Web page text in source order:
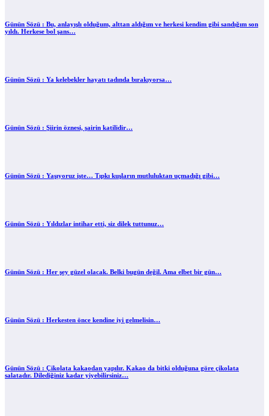
Günün Sözü : Bu, anlayışlı olduğum, alttan aldığım ve herkesi kendim gibi sandığım son
yıldı. Herkese bol şans…
Günün Sözü : Ya kelebekler hayatı tadında bırakıyorsa…
Günün Sözü : Şiirin öznesi, şairin katilidir…
Günün Sözü : Yaşıyoruz işte… Tıpkı kuşların mutluluktan uçmadığı gibi…
Günün Sözü : Yıldızlar intihar etti, siz dilek tuttunuz…
Günün Sözü : Her şey güzel olacak. Belki bugün değil. Ama elbet bir gün…
Günün Sözü : Herkesten önce kendine iyi gelmelisin…
Günün Sözü : Çikolata kakaodan yapılır. Kakao da bitki olduğuna göre çikolata
salatadır. Dilediğiniz kadar yiyebilirsiniz…